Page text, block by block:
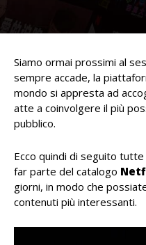
Siamo ormai prossimi al
sempre accade, la
mondo si appresta ad
atte a coinvolgere il più
pubblico.
Ecco quindi di seguito
far parte del catalogo
giorni, in modo che
contenuti più interessanti.